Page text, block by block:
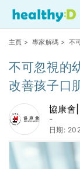
主頁 > 專家解碼 > 不可忽視的幼兒健康 言語治療師分享4大改善孩子口肌發展貼
不可忽視的
改善孩子口
協康
-
日期: